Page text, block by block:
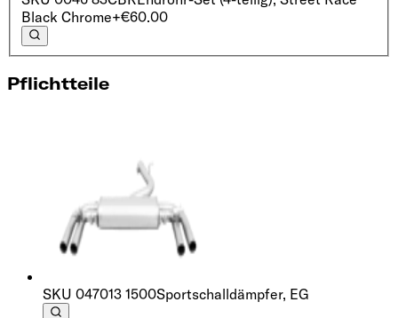
Black Chrome+€60.00
Pflichtteile
SKU 047013 1500Sportschalldämpfer, EG